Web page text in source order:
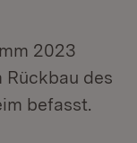
2023
des
befasst.